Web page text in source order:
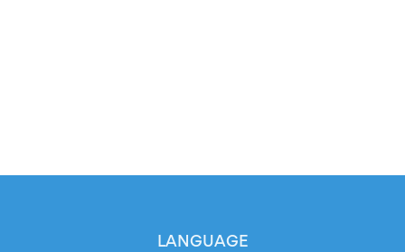
LANGUAGE